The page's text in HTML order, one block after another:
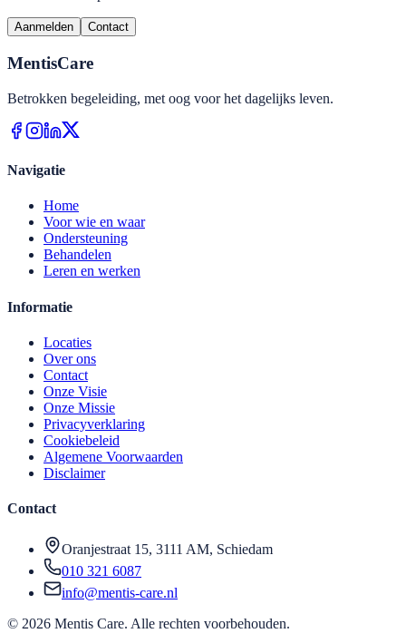
Aanmelden Contact
MentisCare
Betrokken begeleiding, met oog voor het dagelijks leven.
Navigatie
Home
Voor wie en waar
Ondersteuning
Behandelen
Leren en werken
Informatie
Locaties
Over ons
Contact
Onze Visie
Onze Missie
Privacyverklaring
Cookiebeleid
Algemene Voorwaarden
Disclaimer
Contact
Oranjestraat 15, 3111 AM, Schiedam
010 321 6087
info@mentis-care.nl
© 2026 Mentis Care. Alle rechten voorbehouden.